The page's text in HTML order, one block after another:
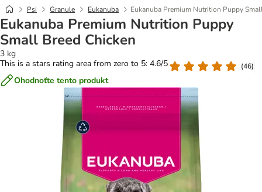
Psi Granule Eukanuba Eukanuba Premium Nutrition Puppy
Eukanuba Premium Nutrition Puppy
Small Breed Chicken
3 kg
This is a stars rating area from zero to 5: 4.6/5
(46)
Ohodnoťte tento produkt